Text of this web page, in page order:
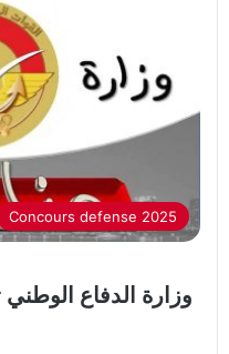
Concours defense 2025
وزارة الدفاع الوطني